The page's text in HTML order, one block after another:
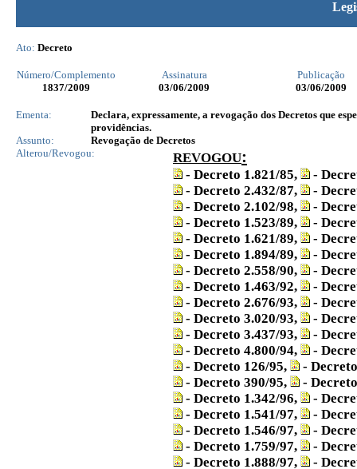
Ato: Decreto
Número/Complemento Assinatura
Publicação
1837/2009 03/06/2009 03/06/2009
Ementa:
Declara, expressamente, a revogação dos Decretos que
providências.
Assunto:
Revogação de Decretos
Alterou/Revogou:
REVOGOU:
- Decreto 1.821/85,
-
- Decreto 2.432/87,
-
- Decreto 2.102/98,
-
- Decreto 1.523/89,
-
- Decreto 1.621/89,
-
- Decreto 1.894/89,
-
- Decreto 2.558/90,
-
- Decreto 1.463/92,
-
- Decreto 2.676/93,
-
- Decreto 3.020/93,
-
- Decreto 3.437/93,
-
- Decreto 4.800/94,
-
- Decreto 126/95,
-
- Decreto 390/95,
-
- Decreto 1.342/96,
-
- Decreto 1.541/97,
-
- Decreto 1.546/97,
-
- Decreto 1.759/97,
-
- Decreto 1.888/97,
-